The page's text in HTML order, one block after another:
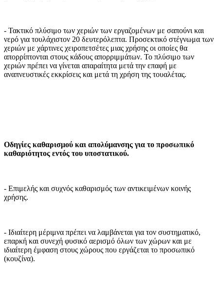
- Τακτικό πλύσιμο των χεριών των εργαζομένων με σαπούνι και
νερό για τουλάχιστον 20 δευτερόλεπτα. Προσεκτικό στέγνωμα των
χεριών με χάρτινες χειροπετσέτες μιας χρήσης οι οποίες θα
απορρίπτονται στους κάδους απορριμμάτων. Το πλύσιμο των
χεριών πρέπει να γίνεται απαραίτητα μετά την επαφή με
αναπνευστικές εκκρίσεις και μετά τη χρήση της τουαλέτας.
Οδηγίες καθαρισμού και απολύμανσης για το προσωπικό
καθαριότητος εντός του υποστατικού.
- Επιμελής και συχνός καθαρισμός των αντικειμένων κοινής
χρήσης.
- Ιδιαίτερη μέριμνα πρέπει να λαμβάνεται για τον συστηματικό,
επαρκή και συνεχή φυσικό αερισμό όλων των χώρων και με
ιδιαίτερη έμφαση στους χώρους που εργάζεται το προσωπικό
(κουζίνα).